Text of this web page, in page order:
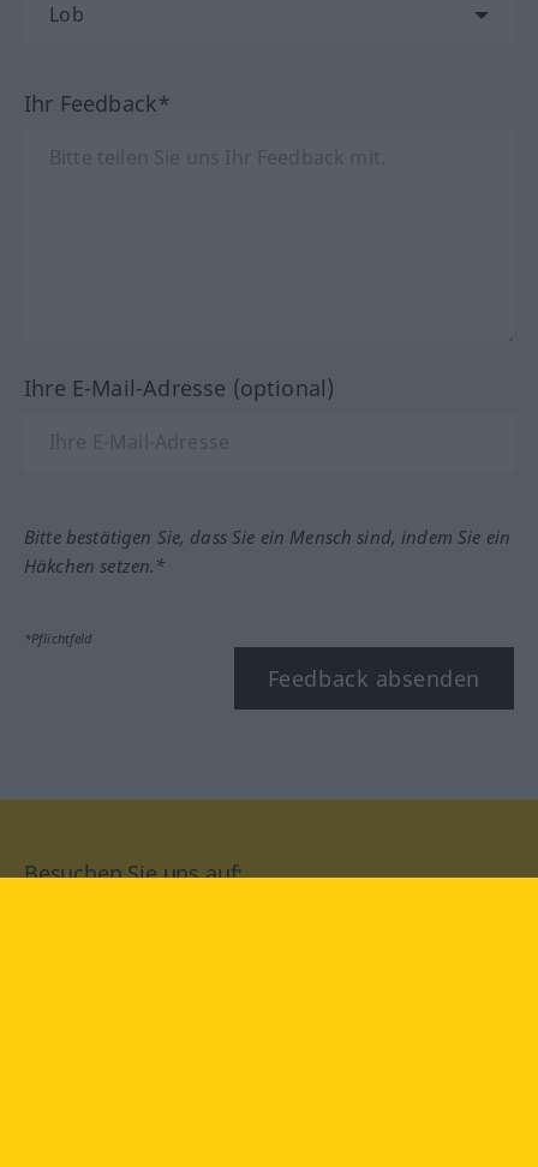
Ihr Feedback*
Ihre E-Mail-Adresse (optional)
Bitte bestätigen Sie, dass Sie ein Mensch sind, indem Sie ein
Häkchen setzen.*
*Pflichtfeld
Feedback absenden
Besuchen Sie uns auf: